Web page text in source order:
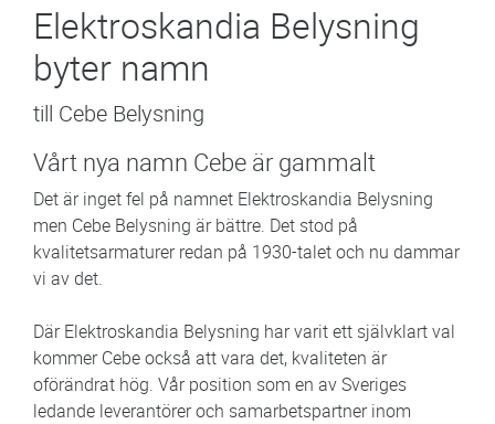
Elektroskandia Belysning
byter namn
till Cebe Belysning
Vårt nya namn Cebe är gammalt
Det är inget fel på namnet Elektroskandia Belysning
men Cebe Belysning är bättre. Det stod på
kvalitetsarmaturer redan på 1930-talet och nu dammar
vi av det.
Där Elektroskandia Belysning har varit ett självklart val
kommer Cebe också att vara det, kvaliteten är
oförändrat hög. Vår position som en av Sveriges
ledande leverantörer och samarbetspartner inom